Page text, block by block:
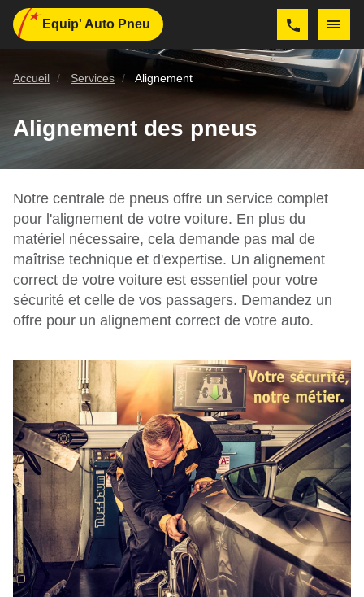
Equip' Auto Pneu
Accueil Services Alignement
Alignement des pneus
Notre centrale de pneus offre un service complet
pour l'alignement de votre voiture. En plus du
matériel nécessaire, cela demande pas mal de
maîtrise technique et d'expertise. Un alignement
correct de votre voiture est essentiel pour votre
sécurité et celle de vos passagers. Demandez un
offre pour un alignement correct de votre auto.